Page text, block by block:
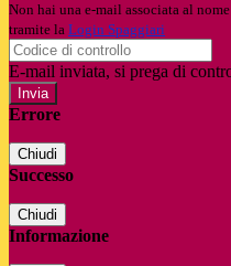
Non hai una e-mail associata al
tramite la Login Spaggiari
E-mail inviata, si prega di
Errore
Chiudi
Successo
Chiudi
Informazione